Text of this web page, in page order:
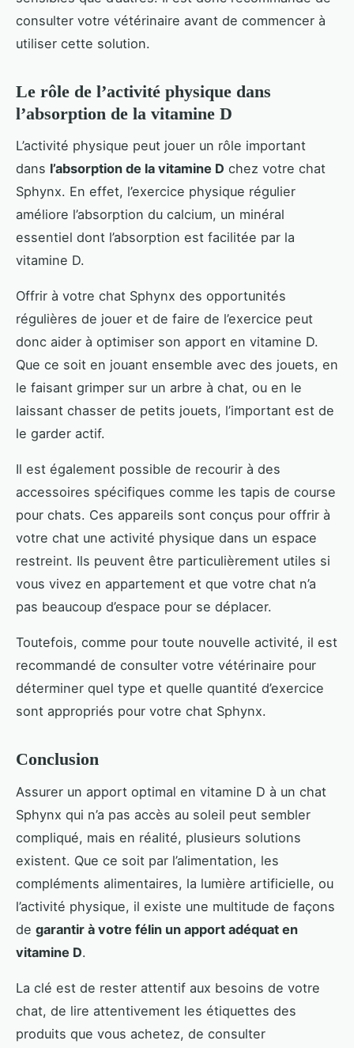
consulter votre vétérinaire avant de commencer à
utiliser cette solution.
Le rôle de l’activité physique dans
l’absorption de la vitamine D
L’activité physique peut jouer un rôle important
dans l’absorption de la vitamine D chez votre chat
Sphynx. En effet, l’exercice physique régulier
améliore l’absorption du calcium, un minéral
essentiel dont l’absorption est facilitée par la
vitamine D.
Offrir à votre chat Sphynx des opportunités
régulières de jouer et de faire de l’exercice peut
donc aider à optimiser son apport en vitamine D.
Que ce soit en jouant ensemble avec des jouets, en
le faisant grimper sur un arbre à chat, ou en le
laissant chasser de petits jouets, l’important est de
le garder actif.
Il est également possible de recourir à des
accessoires spécifiques comme les tapis de course
pour chats. Ces appareils sont conçus pour offrir à
votre chat une activité physique dans un espace
restreint. Ils peuvent être particulièrement utiles si
vous vivez en appartement et que votre chat n’a
pas beaucoup d’espace pour se déplacer.
Toutefois, comme pour toute nouvelle activité, il est
recommandé de consulter votre vétérinaire pour
déterminer quel type et quelle quantité d’exercice
sont appropriés pour votre chat Sphynx.
Conclusion
Assurer un apport optimal en vitamine D à un chat
Sphynx qui n’a pas accès au soleil peut sembler
compliqué, mais en réalité, plusieurs solutions
existent. Que ce soit par l’alimentation, les
compléments alimentaires, la lumière artificielle, ou
l’activité physique, il existe une multitude de façons
de garantir à votre félin un apport adéquat en
vitamine D.
La clé est de rester attentif aux besoins de votre
chat, de lire attentivement les étiquettes des
produits que vous achetez, de consulter